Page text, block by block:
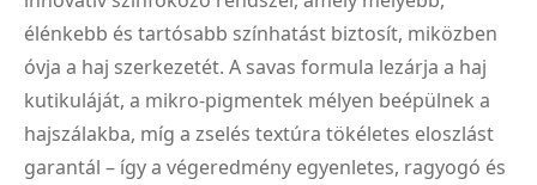
élénkebb és tartósabb színhatást biztosít, miközben
óvja a haj szerkezetét. A savas formula lezárja a haj
kutikuláját, a mikro-pigmentek mélyen beépülnek a
hajszálakba, míg a zselés textúra tökéletes eloszlást
garantál – így a végeredmény egyenletes, ragyogó és